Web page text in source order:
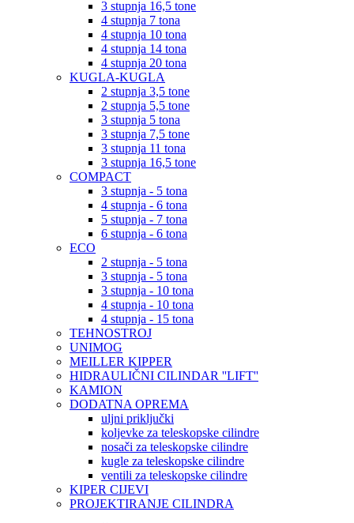
3 stupnja 16,5 tone
4 stupnja 7 tona
4 stupnja 10 tona
4 stupnja 14 tona
4 stupnja 20 tona
KUGLA-KUGLA
2 stupnja 3,5 tone
2 stupnja 5,5 tone
3 stupnja 5 tona
3 stupnja 7,5 tone
3 stupnja 11 tona
3 stupnja 16,5 tone
COMPACT
3 stupnja - 5 tona
4 stupnja - 6 tona
5 stupnja - 7 tona
6 stupnja - 6 tona
ECO
2 stupnja - 5 tona
3 stupnja - 5 tona
3 stupnja - 10 tona
4 stupnja - 10 tona
4 stupnja - 15 tona
TEHNOSTROJ
UNIMOG
MEILLER KIPPER
HIDRAULIČNI CILINDAR ''LIFT''
KAMION
DODATNA OPREMA
uljni priključki
koljevke za teleskopske cilindre
nosači za teleskopske cilindre
kugle za teleskopske cilindre
ventili za teleskopske cilindre
KIPER CIJEVI
PROJEKTIRANJE CILINDRA